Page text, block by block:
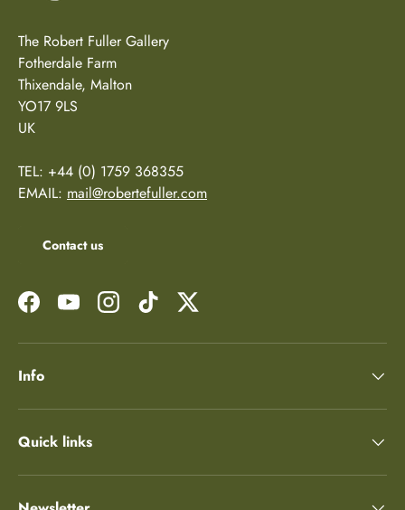
The Robert Fuller Gallery
Fotherdale Farm
Thixendale, Malton
YO17 9LS
UK
TEL: +44 (0) 1759 368355
EMAIL: mail@robertefuller.com
Contact us
FacebookYouTubeInstagramTikTok Twitter
Info
Quick links